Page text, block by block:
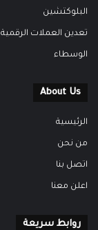
البلوكتشين
تعدين العملات الرقمية
الوسطاء
About Us
الرئيسية
من نحن
اتصل بنا
اعلن معنا
روابط سريعة